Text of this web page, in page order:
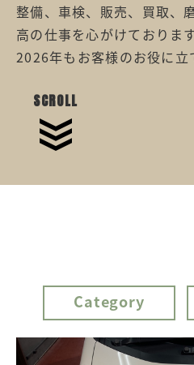
整備、車検、販売、買取、
高の仕事を心がけております
2026年もお客様のお役に立
SCROLL
Category